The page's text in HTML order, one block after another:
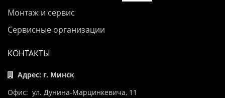
Монтаж и сервис
Сервисные организации
КОНТАКТЫ
Адрес: г. Минск
Офис: ул. Дунина-Марцинкевича, 11